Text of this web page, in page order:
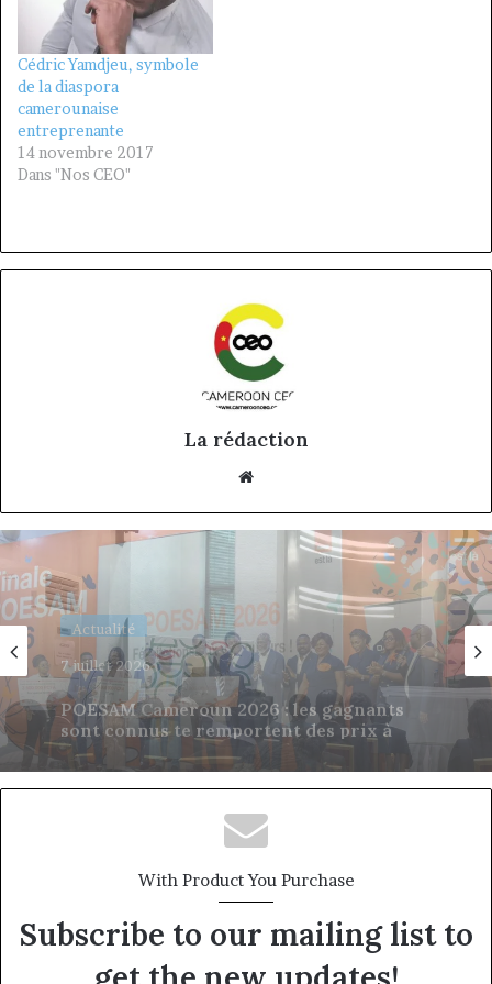
Cédric Yamdjeu, symbole
de la diaspora
camerounaise
entreprenante
14 novembre 2017
Dans "Nos CEO"
La rédaction
Actualité
4 juillet 2026
Orange Business Cameroun : l’IA comme
levier de performance pour les
entreprises camerounaises
With Product You Purchase
Subscribe to our mailing list to